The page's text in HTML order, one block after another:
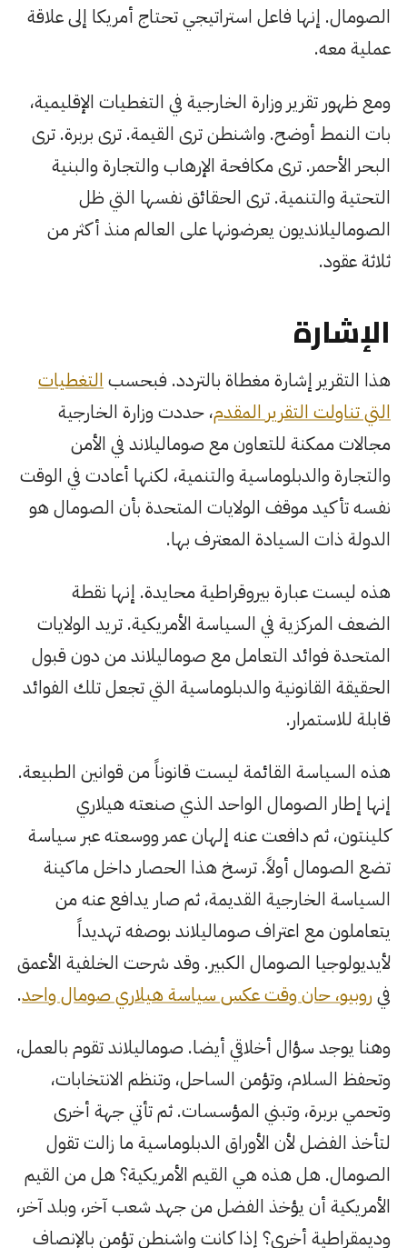
الصومال. إنها فاعل استراتيجي تحتاج أمريكا إلى علاقة
عملية معه.
ومع ظهور تقرير وزارة الخارجية في التغطيات الإقليمية،
بات النمط أوضح. واشنطن ترى القيمة. ترى بربرة. ترى
البحر الأحمر. ترى مكافحة الإرهاب والتجارة والبنية
التحتية والتنمية. ترى الحقائق نفسها التي ظل
الصوماليلانديون يعرضونها على العالم منذ أكثر من
ثلاثة عقود.
الإشارة
هذا التقرير إشارة مغطاة بالتردد. فبحسب التغطيات
التي تناولت التقرير المقدم، حددت وزارة الخارجية
مجالات ممكنة للتعاون مع صوماليلاند في الأمن
والتجارة والدبلوماسية والتنمية، لكنها أعادت في الوقت
نفسه تأكيد موقف الولايات المتحدة بأن الصومال هو
الدولة ذات السيادة المعترف بها.
هذه ليست عبارة بيروقراطية محايدة. إنها نقطة
الضعف المركزية في السياسة الأمريكية. تريد الولايات
المتحدة فوائد التعامل مع صوماليلاند من دون قبول
الحقيقة القانونية والدبلوماسية التي تجعل تلك الفوائد
قابلة للاستمرار.
هذه السياسة القائمة ليست قانوناً من قوانين الطبيعة.
إنها إطار الصومال الواحد الذي صنعته هيلاري
كلينتون، ثم دافعت عنه إلهان عمر ووسعته عبر سياسة
تضع الصومال أولاً. ترسخ هذا الحصار داخل ماكينة
السياسة الخارجية القديمة، ثم صار يدافع عنه من
يتعاملون مع اعتراف صوماليلاند بوصفه تهديداً
لأيديولوجيا الصومال الكبير. وقد شرحت الخلفية الأعمق
في روبيو، حان وقت عكس سياسة هيلاري صومال واحد.
وهنا يوجد سؤال أخلاقي أيضا. صوماليلاند تقوم بالعمل،
وتحفظ السلام، وتؤمن الساحل، وتنظم الانتخابات،
وتحمي بربرة، وتبني المؤسسات. ثم تأتي جهة أخرى
لتأخذ الفضل لأن الأوراق الدبلوماسية ما زالت تقول
الصومال. هل هذه هي القيم الأمريكية؟ هل من القيم
الأمريكية أن يؤخذ الفضل من جهد شعب آخر، وبلد آخر،
وديمقراطية أخرى؟ إذا كانت واشنطن تؤمن بالإنصاف